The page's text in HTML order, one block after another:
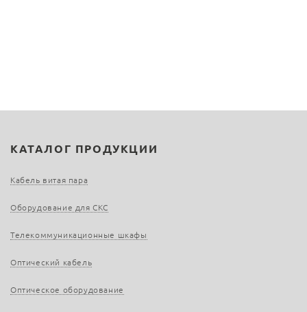
КАТАЛОГ ПРОДУКЦИИ
Кабель витая пара
Оборудование для СКС
Телекоммуникационные шкафы
Оптический кабель
Оптическое оборудование